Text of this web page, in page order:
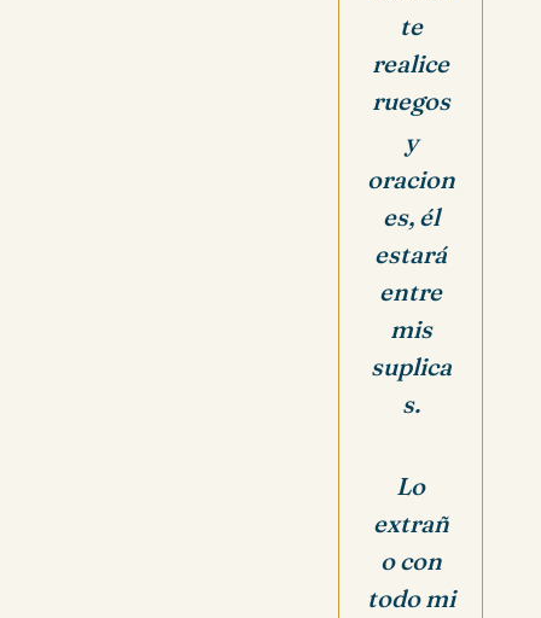
te
realice
ruegos
y
oracion
es, él
estará
entre
mis
suplica
s.
Lo
extrañ
o con
todo mi